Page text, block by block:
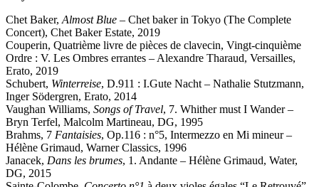
Chet Baker, Almost Blue – Chet baker in Tokyo (The Complete
Concert), Chet Baker Estate, 2019
Couperin, Quatrième livre de pièces de clavecin, Vingt-cinquième
Ordre : V. Les Ombres errantes – Alexandre Tharaud, Versailles,
Erato, 2019
Schubert, Winterreise, D.911 : I.Gute Nacht – Nathalie Stutzmann,
Inger Södergren, Erato, 2014
Vaughan Williams, Songs of Travel, 7. Whither must I Wander –
Bryn Terfel, Malcolm Martineau, DG, 1995
Brahms, 7 Fantaisies, Op.116 : n°5, Intermezzo en Mi mineur –
Hélène Grimaud, Warner Classics, 1996
Janacek, Dans les brumes, 1. Andante – Hélène Grimaud, Water,
DG, 2015